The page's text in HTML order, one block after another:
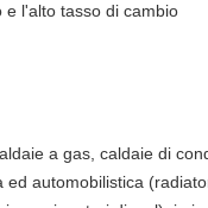
l'alto tasso di cambio
a gas, caldaie di
automobilistica